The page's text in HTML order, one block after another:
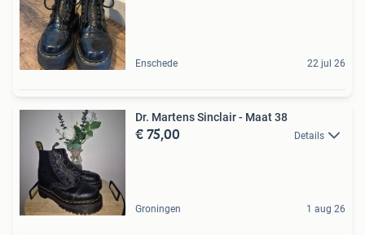
Enschede 22 jul 26
Dr. Martens Sinclair - Maat 38
€ 75,00 Details
Groningen 1 aug 26